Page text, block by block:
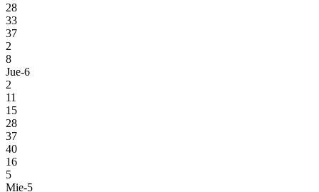
28
33
37
2
8
Jue-6
2
11
15
28
37
40
16
5
Mie-5